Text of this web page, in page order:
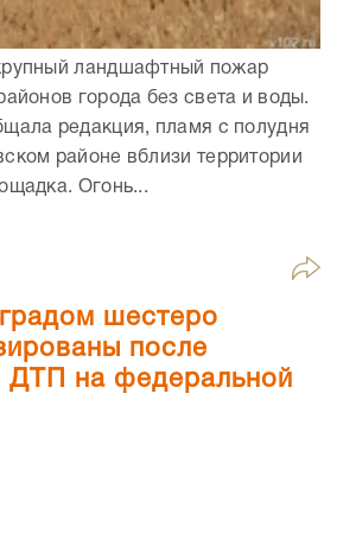
ландшафтный пожар
города без света и воды.
редакция, пламя с полудня
районе вблизи территории
Огонь...
шестеро
после
ДТП на федеральной